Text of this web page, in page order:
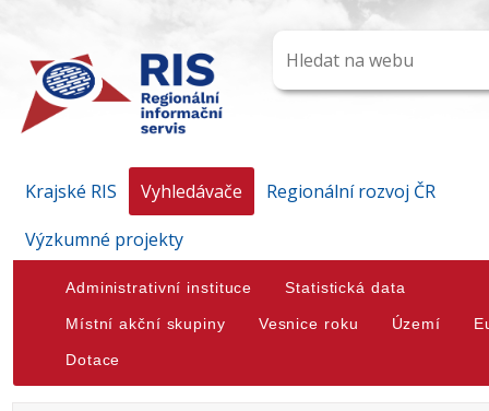
Krajské RIS Vyhledávače
Regionální rozvoj ČR
Výzkumné projekty
Administrativní instituce Statistická data
Místní akční skupiny Vesnice roku Území
Dotace